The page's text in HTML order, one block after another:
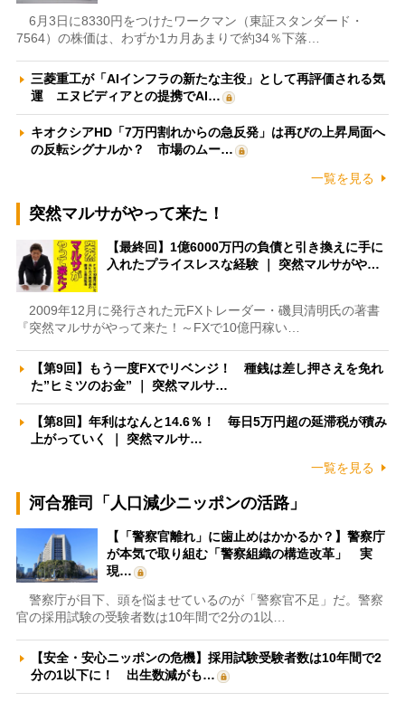
6月3日に8330円をつけたワークマン（東証スタンダード・
7564）の株価は、わずか1カ月あまりで約34％下落…
三菱重工が「AIインフラの新たな主役」として再評価される気
運 エヌビディアとの提携でAI…
キオクシアHD「7万円割れからの急反発」は再びの上昇局面へ
の反転シグナルか？ 市場のムー…
一覧を見る
突然マルサがやって来た！
【最終回】1億6000万円の負債と引き換えに手に
入れたプライスレスな経験 ｜ 突然マルサがや…
2009年12月に発行された元FXトレーダー・磯貝清明氏の著書
『突然マルサがやって来た！～FXで10億円稼い…
【第9回】もう一度FXでリベンジ！ 種銭は差し押さえを免れ
た”ヒミツのお金” ｜ 突然マルサ…
【第8回】年利はなんと14.6％！ 毎日5万円超の延滞税が積み
上がっていく ｜ 突然マルサ…
一覧を見る
河合雅司「人口減少ニッポンの活路」
【「警察官離れ」に歯止めはかかるか？】警察庁
が本気で取り組む「警察組織の構造改革」 実
現…
警察庁が目下、頭を悩ませているのが「警察官不足」だ。警察
官の採用試験の受験者数は10年間で2分の1以…
【安全・安心ニッポンの危機】採用試験受験者数は10年間で2
分の1以下に！ 出生数減がも…